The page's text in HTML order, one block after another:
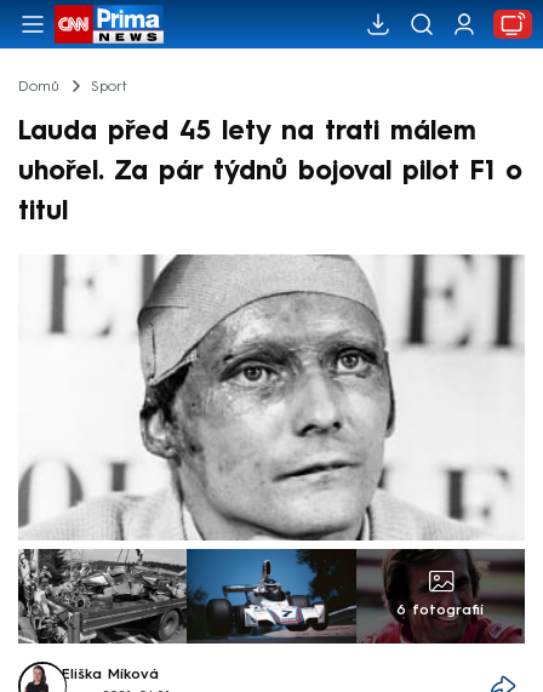
Domů Sport
Lauda před 45 lety na trati málem
uhořel. Za pár týdnů bojoval pilot F1 o
titul
6 fotografií
Eliška Míková